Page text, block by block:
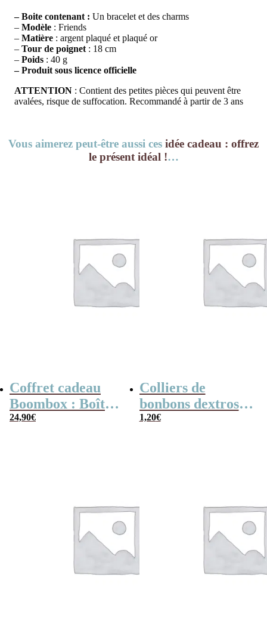
– Boite contenant : Un bracelet et des charms
– Modèle : Friends
– Matière : argent plaqué et plaqué or
– Tour de poignet : 18 cm
– Poids : 40 g
– Produit sous licence officielle
ATTENTION : Contient des petites pièces qui peuvent être
avalées, risque de suffocation. Recommandé à partir de 3 ans
Vous aimerez peut-être aussi ces idée cadeau : offrez
le présent idéal !…
Coffret cadeau
Boombox : Boîte
bonbons des
24,90€
Colliers de
bonbons dextrose
x2
1,20€